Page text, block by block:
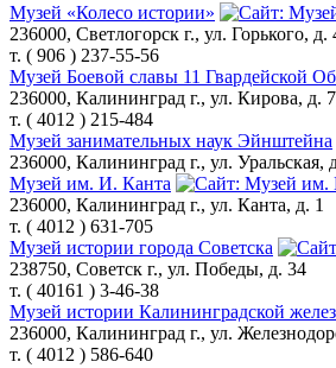
Музей «Колесо истории»
236000, Светлогорск г., ул. Горького,
т. ( 906 ) 237-55-56
Музей Боевой славы 11 Гвардейской
236000, Калининград г., ул. Кирова, д.
т. ( 4012 ) 215-484
Музей занимательных наук Эйнштейна
236000, Калининград г., ул.
Музей им. И. Канта
236000, Калининград г., ул. Канта, д. 1
т. ( 4012 ) 631-705
Музей истории города Советска
238750, Советск г., ул. Победы, д. 34
т. ( 40161 ) 3-46-38
Музей истории Калининградской
236000, Калининград г., ул.
т. ( 4012 ) 586-640